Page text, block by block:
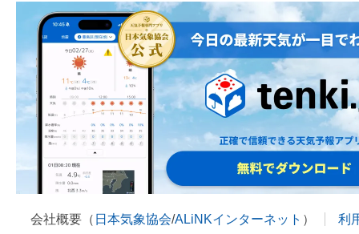
会社概要（ 日本気象協会/ALiNKインターネット ） 利